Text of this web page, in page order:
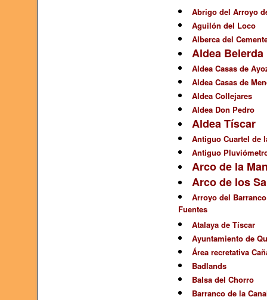
Abrigo del Arroyo
Aguilón del Loco
Alberca del
Aldea Belerda
Aldea Casas de
Aldea Casas de
Aldea Collejares
Aldea Don Pedro
Aldea Tíscar
Antiguo Cuartel de
Antiguo
Arco de la
Arco de los
Arroyo del
Fuentes
Atalaya de Tíscar
Ayuntamiento de
Área recretativa
Badlands
Balsa del Chorro
Barranco de la